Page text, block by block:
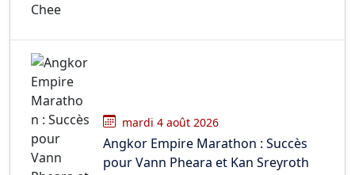
mardi 4 août 2026
Angkor Empire Marathon : Succès
pour Vann Pheara et Kan Sreyroth